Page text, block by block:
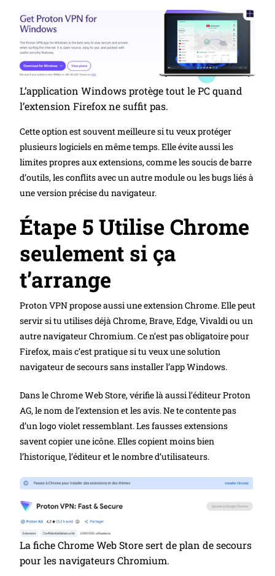
L’application Windows protège tout le PC quand
l’extension Firefox ne suffit pas.
Cette option est souvent meilleure si tu veux protéger
plusieurs logiciels en même temps. Elle évite aussi les
limites propres aux extensions, comme les soucis de barre
d’outils, les conflits avec un autre module ou les bugs liés à
une version précise du navigateur.
Étape 5 Utilise Chrome
seulement si ça
t’arrange
Proton VPN propose aussi une extension Chrome. Elle peut
servir si tu utilises déjà Chrome, Brave, Edge, Vivaldi ou un
autre navigateur Chromium. Ce n’est pas obligatoire pour
Firefox, mais c’est pratique si tu veux une solution
navigateur de secours sans installer l’app Windows.
Dans le Chrome Web Store, vérifie là aussi l’éditeur Proton
AG, le nom de l’extension et les avis. Ne te contente pas
d’un logo violet ressemblant. Les fausses extensions
savent copier une icône. Elles copient moins bien
l’historique, l’éditeur et le nombre d’utilisateurs.
La fiche Chrome Web Store sert de plan de secours
pour les navigateurs Chromium.